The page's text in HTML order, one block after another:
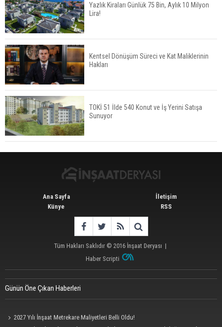
Tercih Döneminde Barınma Telaşı Başladı
Aileden Miras Kalan Ev Nasıl Satılır?
İstanbul'da 15 Bin Kiralık Sosyal Konut Eylülde
Kiraya Verilecek
Yazlık Kiraları Günlük 75 Bin, Aylık 10 Milyon
Lira!
Kentsel Dönüşüm Süreci ve Kat Maliklerinin
Hakları
TOKİ 51 İlde 540 Konut ve İş Yerini Satışa
Sunuyor
Ana Sayfa
Künye
İletişim
RSS
Tüm Hakları Saklıdır © 2016 İnşaat Deryası |
Haber Scripti
Günün Öne Çıkan Haberleri
2027 Yılı İnşaat Metrekare Maliyetleri Belli Oldu!